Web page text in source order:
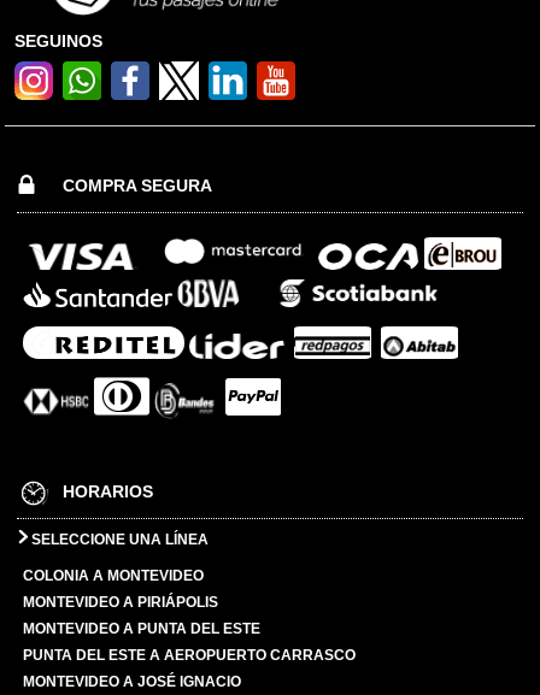
SEGUINOS
COMPRA SEGURA
HORARIOS
SELECCIONE UNA LÍNEA
COLONIA A MONTEVIDEO
MONTEVIDEO A PIRIÁPOLIS
MONTEVIDEO A PUNTA DEL ESTE
PUNTA DEL ESTE A AEROPUERTO CARRASCO
MONTEVIDEO A JOSÉ IGNACIO